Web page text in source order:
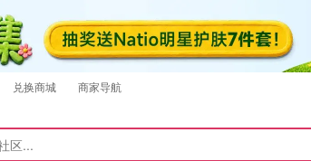
兑换商城 商家导航